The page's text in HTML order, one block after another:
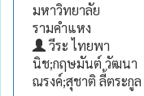
มหาวิทยาลัย
รามคำแหง
วีระ ไทยพา
นิช;กฤษมันต์ วัฒนา
ณรงค์;สุชาติ ลี้ตระกูล